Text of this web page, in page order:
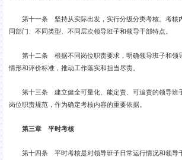
第十一条 坚持从实际出发，实行分级分类考核。考核
同部门、不同类型、不同层次领导班子和领导干部特点。
第十二条 根据不同岗位职责要求，明确领导班子和领
情形和评价标准，推动工作落实和担当尽责。
第十三条 建立健全可量化、能定责、可追责的领导班
岗位职责规范，作为确定考核内容的重要依据。
第三章 平时考核
第十四条 平时考核是对领导班子日常运行情况和领导